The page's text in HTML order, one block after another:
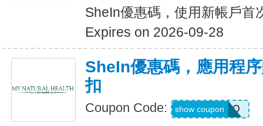
SheIn優惠碼，使用新帳戶首
Expires on 2026-09-28
SheIn優惠碼，應用程
扣
Coupon Code: 4LA4Q
show coupon